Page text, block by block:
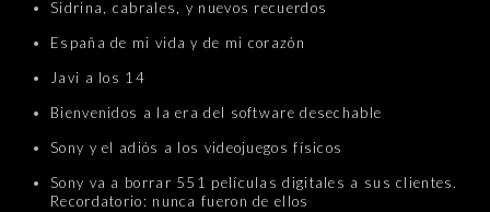
Sidrina, cabrales, y nuevos recuerdos
España de mi vida y de mi corazón
Javi a los 14
Bienvenidos a la era del software desechable
Sony y el adiós a los videojuegos físicos
Sony va a borrar 551 películas digitales a sus clientes.
Recordatorio: nunca fueron de ellos